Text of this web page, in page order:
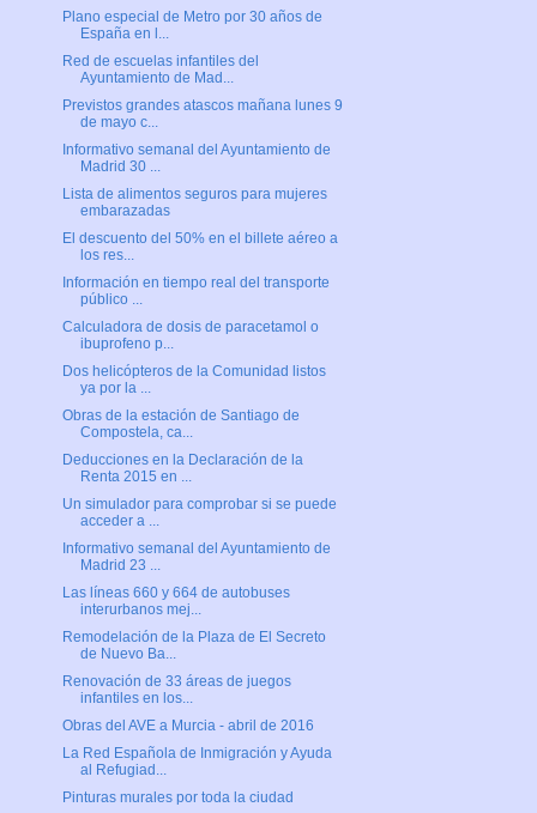
Plano especial de Metro por 30 años de
España en l...
Red de escuelas infantiles del
Ayuntamiento de Mad...
Previstos grandes atascos mañana lunes 9
de mayo c...
Informativo semanal del Ayuntamiento de
Madrid 30 ...
Lista de alimentos seguros para mujeres
embarazadas
El descuento del 50% en el billete aéreo a
los res...
Información en tiempo real del transporte
público ...
Calculadora de dosis de paracetamol o
ibuprofeno p...
Dos helicópteros de la Comunidad listos
ya por la ...
Obras de la estación de Santiago de
Compostela, ca...
Deducciones en la Declaración de la
Renta 2015 en ...
Un simulador para comprobar si se puede
acceder a ...
Informativo semanal del Ayuntamiento de
Madrid 23 ...
Las líneas 660 y 664 de autobuses
interurbanos mej...
Remodelación de la Plaza de El Secreto
de Nuevo Ba...
Renovación de 33 áreas de juegos
infantiles en los...
Obras del AVE a Murcia - abril de 2016
La Red Española de Inmigración y Ayuda
al Refugiad...
Pinturas murales por toda la ciudad